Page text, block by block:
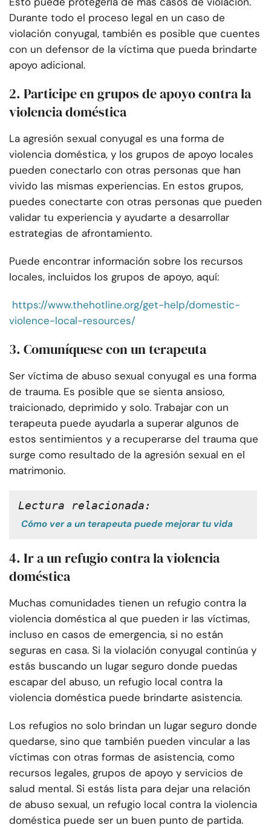
Durante todo el proceso legal en un caso de
violación conyugal, también es posible que cuentes
con un defensor de la víctima que pueda brindarte
apoyo adicional.
2. Participe en grupos de apoyo contra la
violencia doméstica
La agresión sexual conyugal es una forma de
violencia doméstica, y los grupos de apoyo locales
pueden conectarlo con otras personas que han
vivido las mismas experiencias. En estos grupos,
puedes conectarte con otras personas que pueden
validar tu experiencia y ayudarte a desarrollar
estrategias de afrontamiento.
Puede encontrar información sobre los recursos
locales, incluidos los grupos de apoyo, aquí:
https://www.thehotline.org/get-help/domestic-
violence-local-resources/
3. Comuníquese con un terapeuta
Ser víctima de abuso sexual conyugal es una forma
de trauma. Es posible que se sienta ansioso,
traicionado, deprimido y solo. Trabajar con un
terapeuta puede ayudarla a superar algunos de
estos sentimientos y a recuperarse del trauma que
surge como resultado de la agresión sexual en el
matrimonio.
Lectura relacionada:
Cómo ver a un terapeuta puede mejorar tu vida
4. Ir a un refugio contra la violencia
doméstica
Muchas comunidades tienen un refugio contra la
violencia doméstica al que pueden ir las víctimas,
incluso en casos de emergencia, si no están
seguras en casa. Si la violación conyugal continúa y
estás buscando un lugar seguro donde puedas
escapar del abuso, un refugio local contra la
violencia doméstica puede brindarte asistencia.
Los refugios no solo brindan un lugar seguro donde
quedarse, sino que también pueden vincular a las
víctimas con otras formas de asistencia, como
recursos legales, grupos de apoyo y servicios de
salud mental. Si estás lista para dejar una relación
de abuso sexual, un refugio local contra la violencia
doméstica puede ser un buen punto de partida.